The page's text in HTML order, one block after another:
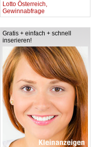
Lotto Österreich,
Gewinnabfrage
Gratis + einfach + schnell
inserieren!